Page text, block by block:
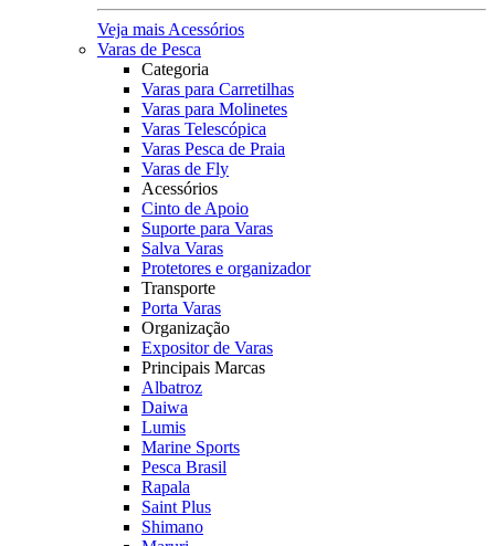
Veja mais Acessórios
Varas de Pesca
Categoria
Varas para Carretilhas
Varas para Molinetes
Varas Telescópica
Varas Pesca de Praia
Varas de Fly
Acessórios
Cinto de Apoio
Suporte para Varas
Salva Varas
Protetores e organizador
Transporte
Porta Varas
Organização
Expositor de Varas
Principais Marcas
Albatroz
Daiwa
Lumis
Marine Sports
Pesca Brasil
Rapala
Saint Plus
Shimano